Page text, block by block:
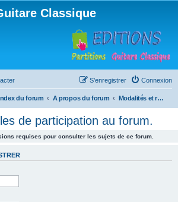
Classique
Connexion
S’enregistrer
du forum A propos du forum Modalités et règles de participation au forum.
de participation au forum.
requises pour consulter les sujets de ce forum.